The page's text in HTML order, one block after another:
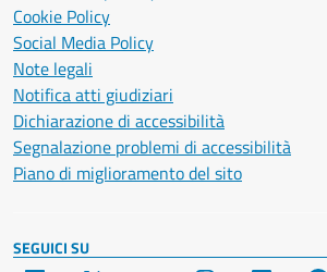
Cookie Policy
Social Media Policy
Note legali
Notifica atti giudiziari
Dichiarazione di accessibilità
Segnalazione problemi di accessibilità
Piano di miglioramento del sito
SEGUICI SU